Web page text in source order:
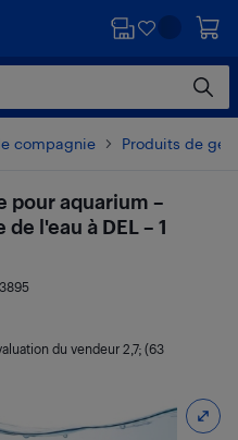
compagnie Produits de
pour aquarium –
l'eau à DEL – 1
du vendeur 2,7; (63